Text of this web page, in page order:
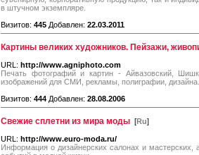
в штучном экземпляре.
Визитов: 445 Добавлен: 22.03.2011
Картины великих художников. Пейзажи,
URL: http://www.agniphoto.com
Печать фотографий и картин - Айвазовский,
изображений для СМИ, рекламы, полиграфии, дизайна.
Визитов: 444 Добавлен: 28.08.2006
Свежие сплетни из мира моды [Ru]
URL: http://www.euro-moda.ru/
Информация о дизайнерских салонах и